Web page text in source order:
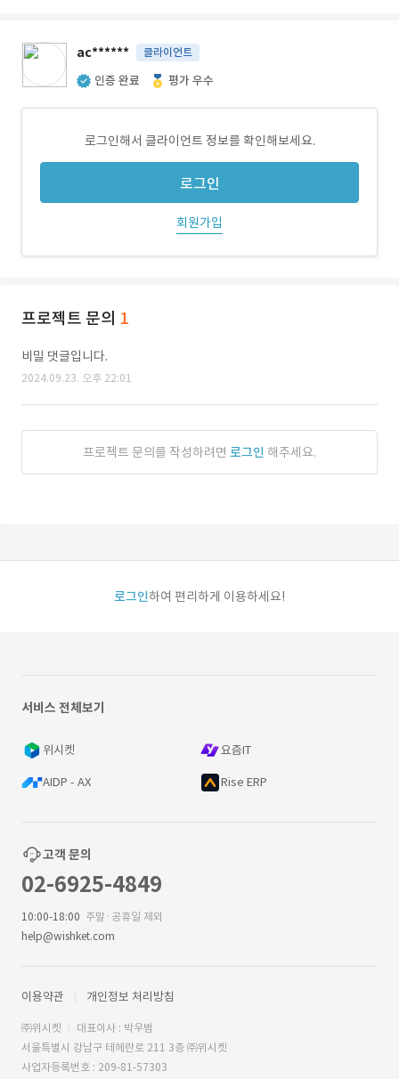
ac****** 클라이언트
인증 완료 평가 우수
로그인해서 클라이언트 정보를 확인해보세요.
로그인
회원가입
프로젝트 문의 1
비밀 댓글입니다.
2024.09.23. 오후 22:01
프로젝트 문의를 작성하려면 로그인 해주세요.
로그인하여 편리하게 이용하세요!
서비스 전체보기
위시켓 요즘IT
AIDP - AX Rise ERP
고객 문의
02-6925-4849
10:00-18:00 주말·공휴일 제외
help@wishket.com
이용약관 개인정보 처리방침
㈜위시켓
대표이사 : 박우범
서울특별시 강남구 테헤란로 211 3층 ㈜위시켓
사업자등록번호 : 209-81-57303